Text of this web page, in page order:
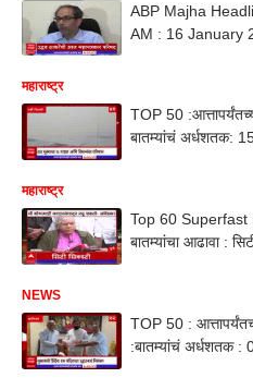
ABP Majha
AM : 16 January
महाराष्ट्र
TOP 50
बातम्यांचं अर्धशतक:
महाराष्ट्र
Top 60 Superfast
बातम्यांचा आढावा :
NEWS
TOP 50 :
:बातम्यांचं अर्धशतक :